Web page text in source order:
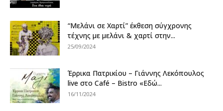
“Μελάνι σε Χαρτί” έκθεση σύγχρονης
τέχνης με μελάνι & χαρτί στην...
25/09/2024
Έρρικα Πατρικίου – Γιάννης Λεκόπουλος
live στο Café – Bistro «Εδώ...
16/11/2024